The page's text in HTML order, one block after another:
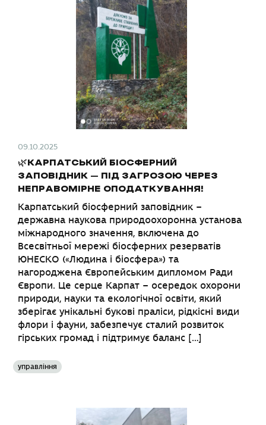
09.10.2025
🌿КАРПАТСЬКИЙ БІОСФЕРНИЙ
ЗАПОВІДНИК – ПІД ЗАГРОЗОЮ ЧЕРЕЗ
НЕПРАВОМІРНЕ ОПОДАТКУВАННЯ!
Карпатський біосферний заповідник –
державна наукова природоохоронна установа
міжнародного значення, включена до
Всесвітньої мережі біосферних резерватів
ЮНЕСКО («Людина і біосфера») та
нагороджена Європейським дипломом Ради
Європи. Це серце Карпат – осередок охорони
природи, науки та екологічної освіти, який
зберігає унікальні букові праліси, рідкісні види
флори і фауни, забезпечує сталий розвиток
гірських громад і підтримує баланс […]
управління